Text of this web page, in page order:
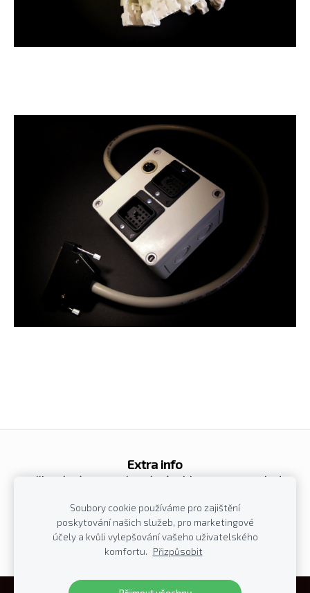
Extra info
Veškeré námi vyrobené výrobky jsou v souladu
2002/95/ES o omezení používání určitých
nebezpečných látek v elektrických a
elektronických zařízeních.
Soubory cookie používáme pro zajištění
poskytování našich služeb, pro marketingové
účely a kvůli vylepšování vašeho uživatelského
komfortu.
Přizpůsobit